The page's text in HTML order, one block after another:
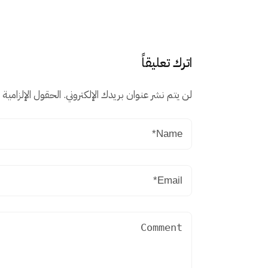
اترك تعليقاً
لن يتم نشر عنوان بريدك الإلكتروني. الحقول